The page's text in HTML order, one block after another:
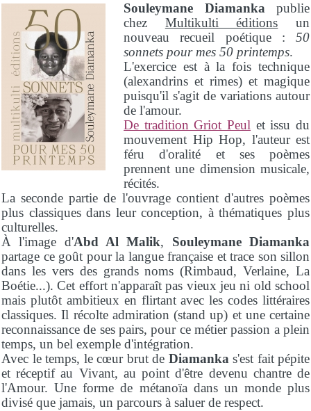
Souleymane Diamankapublie
chez Multikulti éditions un
nouveau recueil poétique : 50
sonnets pour mes 50 printemps.
L'exercice est à la fois technique
(alexandrins et rimes) et magique
puisqu'il s'agit de variations autour
de l'amour.
De tradition Griot Peul et issu du
mouvement Hip Hop, l'auteur est
féru d'oralité et ses poèmes
prennent une dimension musicale,
récités.
La seconde partie de l'ouvrage contient d'autres poèmes
plus classiques dans leur conception, à thématiques plus
culturelles.
À l'image d'Abd Al Malik, Souleymane Diamanka
partage ce goût pour la langue française et trace son sillon
dans les vers des grands noms (Rimbaud, Verlaine, La
Boétie...). Cet effort n'apparaît pas vieux jeu ni old school
mais plutôt ambitieux en flirtant avec les codes littéraires
classiques. Il récolte admiration (stand up) et une certaine
reconnaissance de ses pairs, pour ce métier passion a plein
temps, un bel exemple d'intégration.
Avec le temps, le cœur brut de Diamankas'est fait pépite
et réceptif au Vivant, au point d'être devenu chantre de
l'Amour. Une forme de métanoïa dans un monde plus
divisé que jamais, un parcours à saluer de respect.